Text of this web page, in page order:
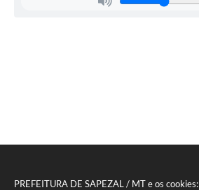
PREFEITURA DE SAPEZAL / MT e os cookies: